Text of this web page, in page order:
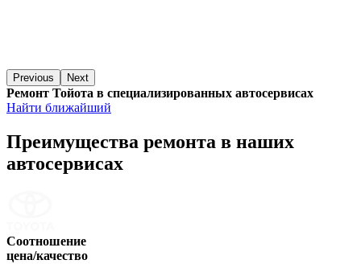
Previous Next
Ремонт Тойота в специализированных автосервисах
Найти ближайший
Преимущества ремонта в наших
автосервисах
Соотношение
цена/качество